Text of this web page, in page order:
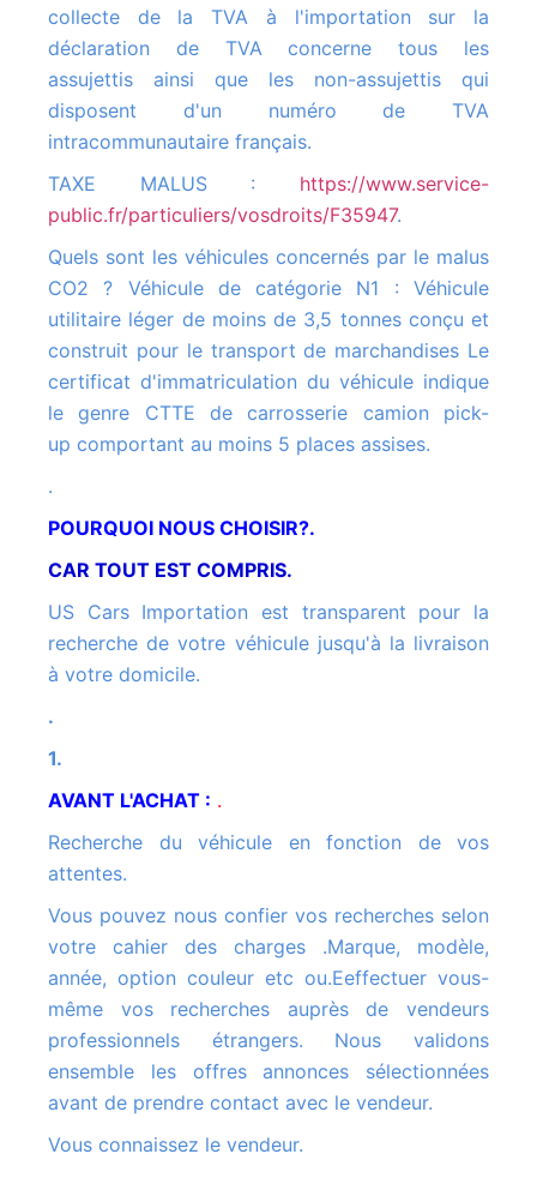
collecte de la TVA à l'importation sur la
déclaration de TVA concerne tous les
assujettis ainsi que les non-assujettis qui
disposent d'un numéro de TVA
intracommunautaire français.
TAXE MALUS : https://www.service-
public.fr/particuliers/vosdroits/F35947.
Quels sont les véhicules concernés par le malus
CO2 ? Véhicule de catégorie N1 : Véhicule
utilitaire léger de moins de 3,5 tonnes conçu et
construit pour le transport de marchandises Le
certificat d'immatriculation du véhicule indique
le genre CTTE de carrosserie camion pick-
up comportant au moins 5 places assises.
.
POURQUOI NOUS CHOISIR?.
CAR TOUT EST COMPRIS.
US Cars Importation est transparent pour la
recherche de votre véhicule jusqu'à la livraison
à votre domicile.
.
1.
AVANT L'ACHAT : .
Recherche du véhicule en fonction de vos
attentes.
Vous pouvez nous confier vos recherches selon
votre cahier des charges .Marque, modèle,
année, option couleur etc ou.Eeffectuer vous-
même vos recherches auprès de vendeurs
professionnels étrangers. Nous validons
ensemble les offres annonces sélectionnées
avant de prendre contact avec le vendeur.
Vous connaissez le vendeur.